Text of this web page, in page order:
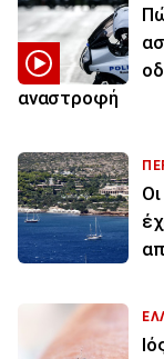
αναστροφή